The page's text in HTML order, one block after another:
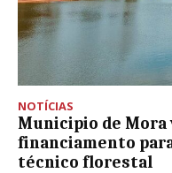
NOTÍCIAS
Municipio de Mora
financiamento
técnico florestal